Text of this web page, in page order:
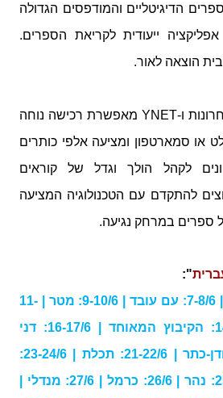
הדיגיטליים והמודפסים הגדולה
ייעודית לקריאת הספרים.
הוצאה לאור.
ו-YNET מאפשרת רכישה נוחה
או סמארטפון ומציעה אלפי כותרים
לקהל הולך וגדל של קוראים
להתקדם עם הטכנולוגיה המציעה
ספרים במרחק נגיעה.
":
3-6/6: ידיעות ספרים | 7-8/6: עם עובד | 9-10/6: מטר | 11-
13/6: כנרת | 14-15/6: הקיבוץ המאוחד | 16-17/6: דני
ספרים | 18-20/6: מודן-כתר | 21-22/6: תכלת | 23-24/6:
ספרות עצמאית | 25/6: נהר | 26/6: כרמל | 27/6: מנדלי |